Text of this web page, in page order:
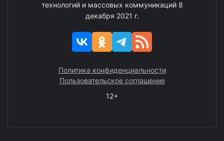
технологий и массовых коммуникаций 8
декабря 2021 г.
Политика конфиденциальности
Пользовательское соглашение
12+